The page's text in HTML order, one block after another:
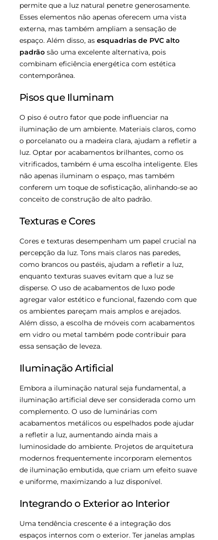
permite que a luz natural penetre generosamente.
Esses elementos não apenas oferecem uma vista
externa, mas também ampliam a sensação de
espaço. Além disso, as esquadrias de PVC alto
padrão são uma excelente alternativa, pois
combinam eficiência energética com estética
contemporânea.
Pisos que Iluminam
O piso é outro fator que pode influenciar na
iluminação de um ambiente. Materiais claros, como
o porcelanato ou a madeira clara, ajudam a refletir a
luz. Optar por acabamentos brilhantes, como os
vitrificados, também é uma escolha inteligente. Eles
não apenas iluminam o espaço, mas também
conferem um toque de sofisticação, alinhando-se ao
conceito de construção de alto padrão.
Texturas e Cores
Cores e texturas desempenham um papel crucial na
percepção da luz. Tons mais claros nas paredes,
como brancos ou pastéis, ajudam a refletir a luz,
enquanto texturas suaves evitam que a luz se
disperse. O uso de acabamentos de luxo pode
agregar valor estético e funcional, fazendo com que
os ambientes pareçam mais amplos e arejados.
Além disso, a escolha de móveis com acabamentos
em vidro ou metal também pode contribuir para
essa sensação de leveza.
Iluminação Artificial
Embora a iluminação natural seja fundamental, a
iluminação artificial deve ser considerada como um
complemento. O uso de luminárias com
acabamentos metálicos ou espelhados pode ajudar
a refletir a luz, aumentando ainda mais a
luminosidade do ambiente. Projetos de arquitetura
modernos frequentemente incorporam elementos
de iluminação embutida, que criam um efeito suave
e uniforme, maximizando a luz disponível.
Integrando o Exterior ao Interior
Uma tendência crescente é a integração dos
espaços internos com o exterior. Ter janelas amplas